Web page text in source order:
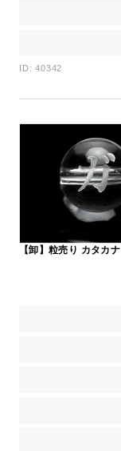
ID: 40342
【卸】粒売り カタカ